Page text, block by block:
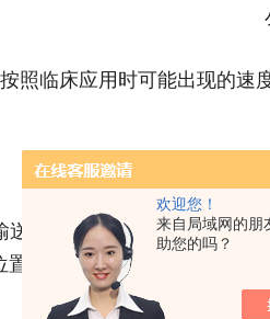
欢迎您！
来自局域网的朋
助您的吗？
照临床应用时可能出现的速
5. 最后，记录下失效时
送系统拉伸结合强度测试仪
置信息，以及扭转结合强度
及回撤系